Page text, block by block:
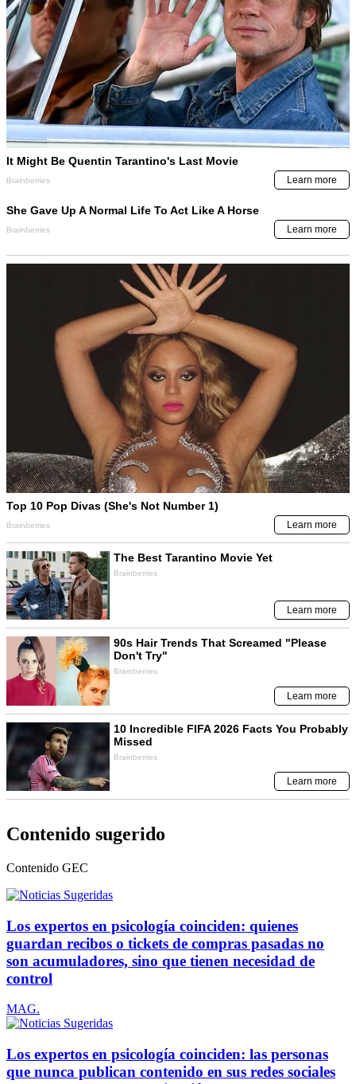
Contenido sugerido
Contenido GEC
Los expertos en psicología coinciden: quienes
guardan recibos o tickets de compras pasadas no
son acumuladores, sino que tienen necesidad de
control
MAG.
Los expertos en psicología coinciden: las personas
que nunca publican contenido en sus redes sociales